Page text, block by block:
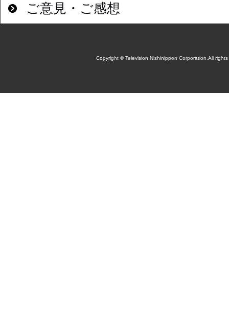
ご意見・ご感想
Copyright © Television Nishinippon Corporation.All